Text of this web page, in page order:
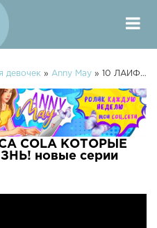
девочек » Anny May » 10 ЛАЙФХАКОВ С COCA COLA КОТОРЫЕ УПРОСТЯТ ВАШУ ЖИЗНЬ!
COLA КОТОРЫЕ
новые серии